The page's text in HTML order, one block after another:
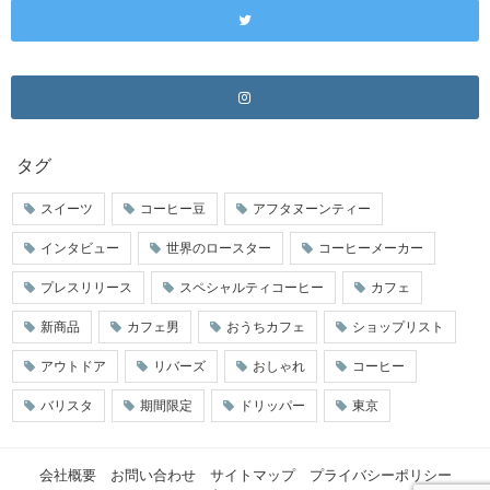
タグ
スイーツ コーヒー豆 アフタヌーンティー
インタビュー 世界のロースター コーヒーメーカー
プレスリリース スペシャルティコーヒー カフェ
新商品 カフェ男 おうちカフェ ショップリスト
アウトドア リバーズ おしゃれ コーヒー
バリスタ 期間限定 ドリッパー 東京
会社概要 お問い合わせ サイトマップ
プライバシーポリシー